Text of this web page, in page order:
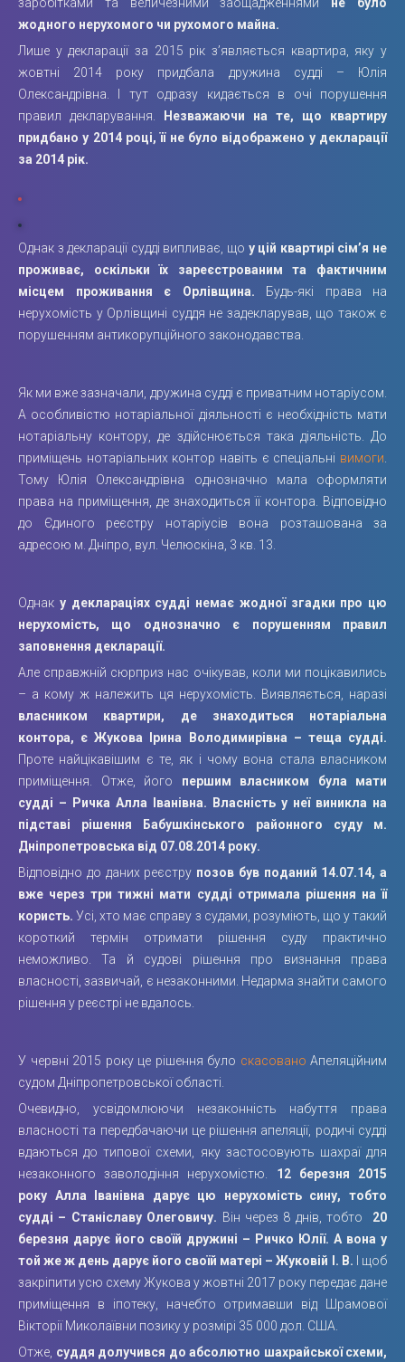
жодного нерухомого чи рухомого майна.
Лише у декларації за 2015 рік з’являється квартира, яку у
жовтні 2014 року придбала дружина судді – Юлія
Олександрівна. І тут одразу кидається в очі порушення
правил декларування.
Незважаючи на те, що квартиру
придбано у 2014 році, її не було відображено у декларації
за 2014 рік.
Однак з декларації судді випливає, що у цій квартирі сім’я не
проживає, оскільки їх зареєстрованим та фактичним
місцем проживання є Орлівщина.
Будь-які права на
нерухомість у Орлівщині суддя не задекларував, що також є
порушенням антикорупційного законодавства.
Як ми вже зазначали, дружина судді є приватним нотаріусом.
А особливістю нотаріальної діяльності є необхідність мати
нотаріальну контору, де здійснюється така діяльність. До
приміщень нотаріальних контор навіть є спеціальні вимоги
Тому Юлія Олександрівна однозначно мала оформляти
права на приміщення, де знаходиться її контора. Відповідно
до Єдиного реєстру нотаріусів вона розташована за
адресою м. Дніпро, вул. Челюскіна, 3 кв. 13.
Однак у деклараціях судді немає жодної згадки про цю
нерухомість, що однозначно є порушенням правил
заповнення декларації.
Але справжній сюрприз нас очікував, коли ми поцікавились
– а кому ж належить ця нерухомість. Виявляється, наразі
власником квартири, де знаходиться нотаріальна
контора, є Жукова Ірина Володимирівна – теща судді.
Проте найцікавішим є те, як і чому вона стала власником
приміщення. Отже, його першим власником була мати
судді – Ричка Алла Іванівна. Власність у неї виникла на
підставі рішення Бабушкінського районного суду м.
Дніпропетровська від 07.08.2014 року.
Відповідно до даних реєстру позов був поданий 14.07.14, а
вже через три тижні мати судді отримала рішення на її
користь. Усі, хто має справу з судами, розуміють, що у такий
короткий термін отримати рішення суду практично
неможливо. Та й судові рішення про визнання права
власності, зазвичай, є незаконними. Недарма знайти самого
рішення у реєстрі не вдалось.
У червні 2015 року це рішення було скасовано Апеляційним
судом Дніпропетровської області.
Очевидно, усвідомлюючи незаконність набуття права
власності та передбачаючи це рішення апеляції, родичі судді
вдаються до типової схеми, яку застосовують шахраї для
незаконного заволодіння нерухомістю. 12 березня 2015
року Алла Іванівна дарує цю нерухомість сину, тобто
судді – Станіславу Олеговичу. Він через 8 днів, тобто 20
березня дарує його своїй дружині – Ричко Юлії. А вона у
той же ж день дарує його своїй матері – Жуковій І. В. І щоб
закріпити усю схему Жукова у жовтні 2017 року передає дане
приміщення в іпотеку, начебто отримавши від Шрамової
Вікторії Миколаївни позику у розмірі 35 000 дол. США.
Отже, суддя долучився до абсолютно шахрайської схеми,